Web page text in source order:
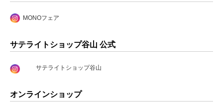
MONOフェア
サテライトショップ谷山 公式
サテライトショップ谷山
オンラインショップ